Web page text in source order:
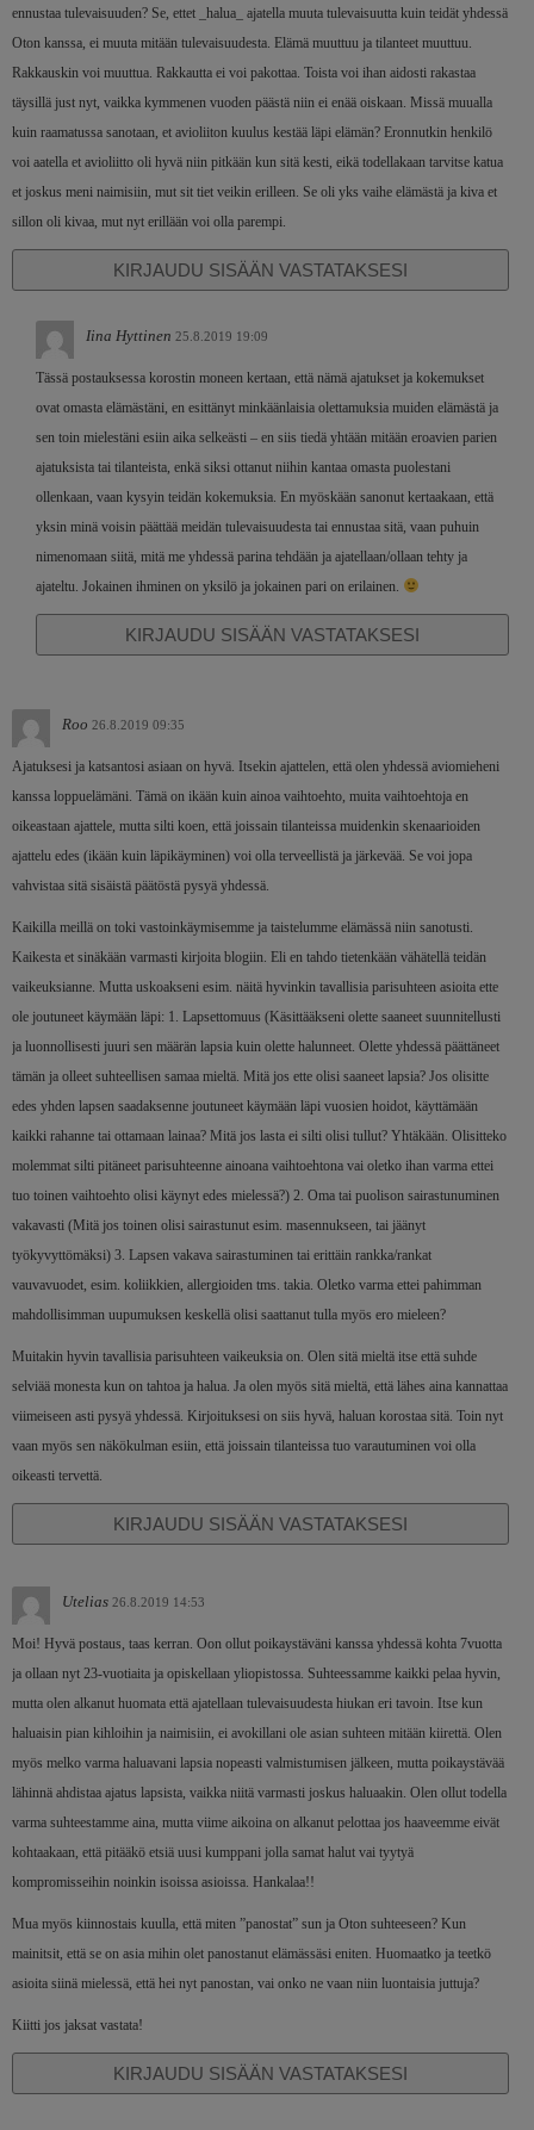
ennustaa tulevaisuuden? Se, ettet _halua_ ajatella muuta tulevaisuutta kuin teidät yhdessä
Oton kanssa, ei muuta mitään tulevaisuudesta. Elämä muuttuu ja tilanteet muuttuu.
Rakkauskin voi muuttua. Rakkautta ei voi pakottaa. Toista voi ihan aidosti rakastaa
täysillä just nyt, vaikka kymmenen vuoden päästä niin ei enää oiskaan. Missä muualla
kuin raamatussa sanotaan, et avioliiton kuulus kestää läpi elämän? Eronnutkin henkilö
voi aatella et avioliitto oli hyvä niin pitkään kun sitä kesti, eikä todellakaan tarvitse katua
et joskus meni naimisiin, mut sit tiet veikin erilleen. Se oli yks vaihe elämästä ja kiva et
sillon oli kivaa, mut nyt erillään voi olla parempi.
KIRJAUDU SISÄÄN VASTATAKSESI
Iina Hyttinen 25.8.2019 19:09
Tässä postauksessa korostin moneen kertaan, että nämä ajatukset ja kokemukset
ovat omasta elämästäni, en esittänyt minkäänlaisia olettamuksia muiden elämästä ja
sen toin mielestäni esiin aika selkeästi – en siis tiedä yhtään mitään eroavien parien
ajatuksista tai tilanteista, enkä siksi ottanut niihin kantaa omasta puolestani
ollenkaan, vaan kysyin teidän kokemuksia. En myöskään sanonut kertaakaan, että
yksin minä voisin päättää meidän tulevaisuudesta tai ennustaa sitä, vaan puhuin
nimenomaan siitä, mitä me yhdessä parina tehdään ja ajatellaan/ollaan tehty ja
ajateltu. Jokainen ihminen on yksilö ja jokainen pari on erilainen.
KIRJAUDU SISÄÄN VASTATAKSESI
Roo 26.8.2019 09:35
Ajatuksesi ja katsantosi asiaan on hyvä. Itsekin ajattelen, että olen yhdessä aviomieheni
kanssa loppuelämäni. Tämä on ikään kuin ainoa vaihtoehto, muita vaihtoehtoja en
oikeastaan ajattele, mutta silti koen, että joissain tilanteissa muidenkin skenaarioiden
ajattelu edes (ikään kuin läpikäyminen) voi olla terveellistä ja järkevää. Se voi jopa
vahvistaa sitä sisäistä päätöstä pysyä yhdessä.
Kaikilla meillä on toki vastoinkäymisemme ja taistelumme elämässä niin sanotusti.
Kaikesta et sinäkään varmasti kirjoita blogiin. Eli en tahdo tietenkään vähätellä teidän
vaikeuksianne. Mutta uskoakseni esim. näitä hyvinkin tavallisia parisuhteen asioita ette
ole joutuneet käymään läpi: 1. Lapsettomuus (Käsittääkseni olette saaneet suunnitellusti
ja luonnollisesti juuri sen määrän lapsia kuin olette halunneet. Olette yhdessä päättäneet
tämän ja olleet suhteellisen samaa mieltä. Mitä jos ette olisi saaneet lapsia? Jos olisitte
edes yhden lapsen saadaksenne joutuneet käymään läpi vuosien hoidot, käyttämään
kaikki rahanne tai ottamaan lainaa? Mitä jos lasta ei silti olisi tullut? Yhtäkään. Olisitteko
molemmat silti pitäneet parisuhteenne ainoana vaihtoehtona vai oletko ihan varma ettei
tuo toinen vaihtoehto olisi käynyt edes mielessä?) 2. Oma tai puolison sairastunuminen
vakavasti (Mitä jos toinen olisi sairastunut esim. masennukseen, tai jäänyt
työkyvyttömäksi) 3. Lapsen vakava sairastuminen tai erittäin rankka/rankat
vauvavuodet, esim. koliikkien, allergioiden tms. takia. Oletko varma ettei pahimman
mahdollisimman uupumuksen keskellä olisi saattanut tulla myös ero mieleen?
Muitakin hyvin tavallisia parisuhteen vaikeuksia on. Olen sitä mieltä itse että suhde
selviää monesta kun on tahtoa ja halua. Ja olen myös sitä mieltä, että lähes aina kannattaa
viimeiseen asti pysyä yhdessä. Kirjoituksesi on siis hyvä, haluan korostaa sitä. Toin nyt
vaan myös sen näkökulman esiin, että joissain tilanteissa tuo varautuminen voi olla
oikeasti tervettä.
KIRJAUDU SISÄÄN VASTATAKSESI
Utelias 26.8.2019 14:53
Moi! Hyvä postaus, taas kerran. Oon ollut poikaystäväni kanssa yhdessä kohta 7vuotta
ja ollaan nyt 23-vuotiaita ja opiskellaan yliopistossa. Suhteessamme kaikki pelaa hyvin,
mutta olen alkanut huomata että ajatellaan tulevaisuudesta hiukan eri tavoin. Itse kun
haluaisin pian kihloihin ja naimisiin, ei avokillani ole asian suhteen mitään kiirettä. Olen
myös melko varma haluavani lapsia nopeasti valmistumisen jälkeen, mutta poikaystävää
lähinnä ahdistaa ajatus lapsista, vaikka niitä varmasti joskus haluaakin. Olen ollut todella
varma suhteestamme aina, mutta viime aikoina on alkanut pelottaa jos haaveemme eivät
kohtaakaan, että pitääkö etsiä uusi kumppani jolla samat halut vai tyytyä
kompromisseihin noinkin isoissa asioissa. Hankalaa!!
Mua myös kiinnostais kuulla, että miten ”panostat” sun ja Oton suhteeseen? Kun
mainitsit, että se on asia mihin olet panostanut elämässäsi eniten. Huomaatko ja teetkö
asioita siinä mielessä, että hei nyt panostan, vai onko ne vaan niin luontaisia juttuja?
Kiitti jos jaksat vastata!
KIRJAUDU SISÄÄN VASTATAKSESI